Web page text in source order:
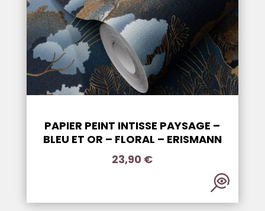
PAPIER PEINT INTISSE PAYSAGE –
BLEU ET OR – FLORAL – ERISMANN
23,90 €